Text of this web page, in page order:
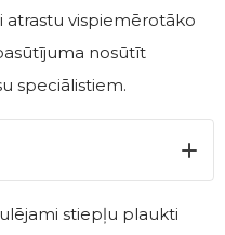
atrastu vispiemērotāko
nosūtīt
speciālistiem.
stiepļu plaukti